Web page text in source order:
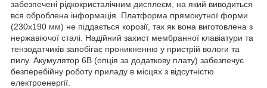
забезпечені рідкокристалічним дисплеєм, на який виводиться
вся оброблена інформація. Платформа прямокутної форми
(230х190 мм) не піддається корозії, так як вона виготовлена з
нержавіючої сталі. Надійний захист мембранної клавіатури та
тензодатчиків запобігає проникненню у пристрій вологи та
пилу. Акумулятор 6B (опція за додаткову плату) забезпечує
безперебійну роботу приладу в місцях з відсутністю
електроенергії.